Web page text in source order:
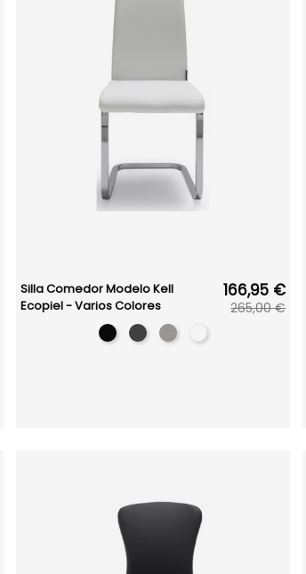
Silla Comedor Modelo Kell
Ecopiel - Varios Colores
166,95 €
265,00 €